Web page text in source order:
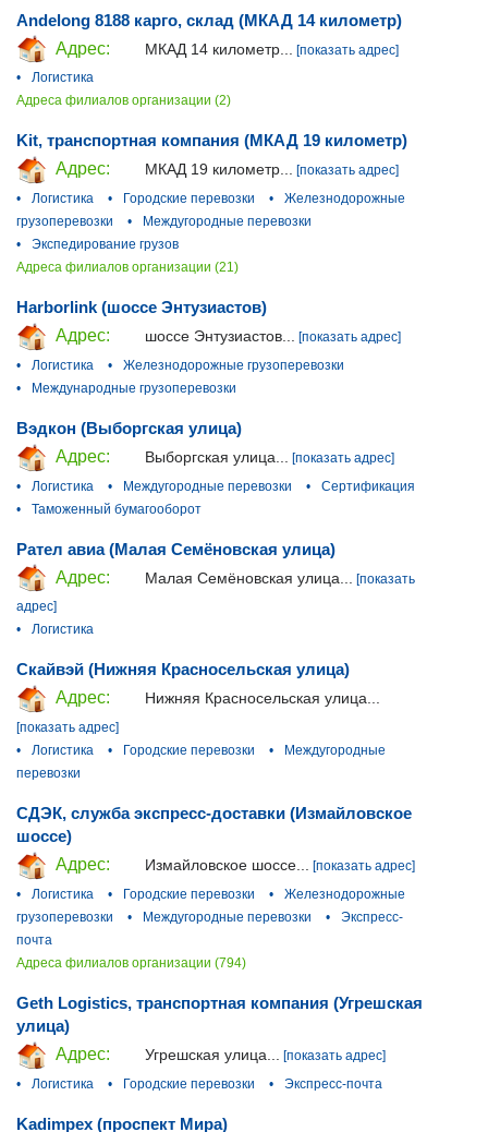
Andelong 8188 карго, склад (МКАД 14 километр)
Адрес:
МКАД 14 километр...
[показать адрес]
•
Логистика
Адреса филиалов организации (2)
Kit, транспортная компания (МКАД 19 километр)
Адрес:
МКАД 19 километр... [показать адрес]
•
Логистика • Городские перевозки •
Железнодорожные
грузоперевозки
•
Междугородные перевозки
•
Экспедирование грузов
Адреса филиалов организации (21)
Harborlink (шоссе Энтузиастов)
Адрес:
шоссе Энтузиастов...
[показать адрес]
•
Логистика •
Железнодорожные грузоперевозки
•
Международные грузоперевозки
Вэдкон (Выборгская улица)
Адрес:
Выборгская улица...
[показать адрес]
•
Логистика • Междугородные перевозки •
Сертификация
•
Таможенный бумагооборот
Рател авиа (Малая Семёновская улица)
Адрес:
Малая Семёновская улица...
[показать
адрес]
•
Логистика
Скайвэй (Нижняя Красносельская улица)
Адрес:
Нижняя Красносельская улица...
[показать адрес]
•
Логистика • Городские перевозки •
Междугородные
перевозки
СДЭК, служба экспресс-доставки (Измайловское
шоссе)
Адрес:
Измайловское шоссе...
[показать адрес]
•
Логистика • Городские перевозки •
Железнодорожные
грузоперевозки
• Междугородные перевозки •
Экспресс-
почта
Адреса филиалов организации (794)
Geth Logistics, транспортная компания (Угрешская
улица)
Адрес:
Угрешская улица...
[показать адрес]
•
Логистика • Городские перевозки • Экспресс-почта
Kadimpex (проспект Мира)